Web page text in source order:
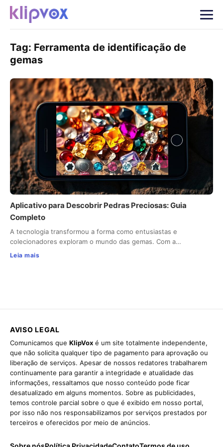
Tag: Ferramenta de identificação de
gemas
Aplicativo para Descobrir Pedras Preciosas: Guia
Completo
A tecnologia transformou a forma como entusiastas e
colecionadores exploram o mundo das gemas. Com a…
Leia mais
AVISO LEGAL
Comunicamos que KlipVox é um site totalmente independente,
que não solicita qualquer tipo de pagamento para aprovação ou
liberação de serviços. Apesar de nossos redatores trabalharem
continuamente para garantir a integridade e atualidade das
informações, ressaltamos que nosso conteúdo pode ficar
desatualizado em alguns momentos. Sobre as publicidades,
temos controle parcial sobre o que é exibido em nosso portal,
por isso não nos responsabilizamos por serviços prestados por
terceiros e oferecidos por meio de anúncios.